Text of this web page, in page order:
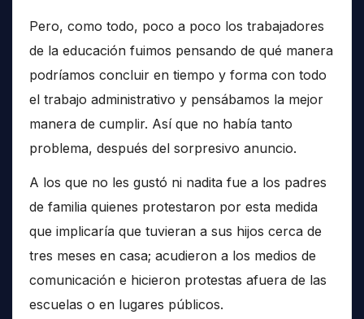
Pero, como todo, poco a poco los trabajadores
de la educación fuimos pensando de qué manera
podríamos concluir en tiempo y forma con todo
el trabajo administrativo y pensábamos la mejor
manera de cumplir. Así que no había tanto
problema, después del sorpresivo anuncio.
A los que no les gustó ni nadita fue a los padres
de familia quienes protestaron por esta medida
que implicaría que tuvieran a sus hijos cerca de
tres meses en casa; acudieron a los medios de
comunicación e hicieron protestas afuera de las
escuelas o en lugares públicos.